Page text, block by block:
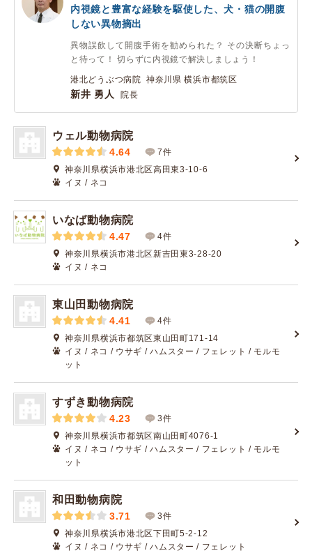
内視鏡と豊富な経験を駆使した、犬・猫の開腹
しない異物摘出
異物誤飲して開腹手術を勧められた？ その決断ちょっ
と待って！ 切らずに内視鏡で解決しましょう！
港北どうぶつ病院 神奈川県 横浜市都筑区
新井 勇人 院長
ウェル動物病院
4.64
7件
神奈川県横浜市港北区高田東3-10-6
イヌ / ネコ
いなば動物病院
4.47
4件
神奈川県横浜市港北区新吉田東3-28-20
イヌ / ネコ
東山田動物病院
4.41
4件
神奈川県横浜市都筑区東山田町171-14
イヌ / ネコ / ウサギ / ハムスター / フェレット / モルモ
ット
すずき動物病院
4.23
3件
神奈川県横浜市都筑区南山田町4076-1
イヌ / ネコ / ウサギ / ハムスター / フェレット / モルモ
ット
和田動物病院
3.71
3件
神奈川県横浜市港北区下田町5-2-12
イヌ / ネコ / ウサギ / ハムスター / フェレット